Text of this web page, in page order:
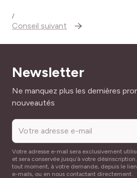
/
Conseil suivant
Newsletter
Adresse mail
Ne manquez plus les dernières
nouveautés
Votre adresse e-mail sera exclusivement
et sera conservée jusqu’à votre
tout moment, à votre demande, depuis le
e-mails, ou en nous contactant directement.